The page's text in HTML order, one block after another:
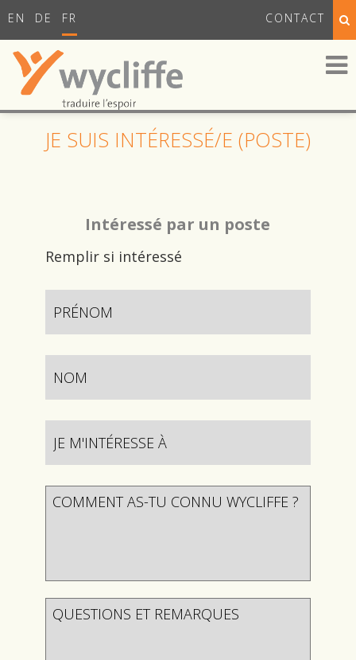
EN DE FR CONTACT
JE SUIS INTÉRESSÉ/E (POSTE)
Intéressé par un poste
Remplir si intéressé